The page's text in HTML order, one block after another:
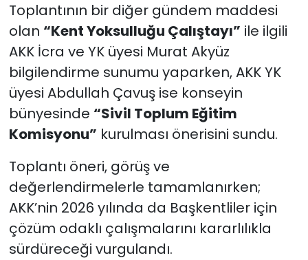
Toplantının bir diğer gündem maddesi
olan “Kent Yoksulluğu Çalıştayı” ile ilgili
AKK İcra ve YK üyesi Murat Akyüz
bilgilendirme sunumu yaparken, AKK YK
üyesi Abdullah Çavuş ise konseyin
bünyesinde “Sivil Toplum Eğitim
Komisyonu” kurulması önerisini sundu.
Toplantı öneri, görüş ve
değerlendirmelerle tamamlanırken;
AKK’nin 2026 yılında da Başkentliler için
çözüm odaklı çalışmalarını kararlılıkla
sürdüreceği vurgulandı.